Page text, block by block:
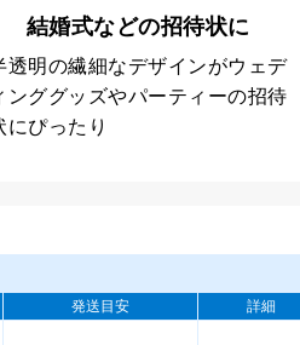
結婚式などの招待状に
透明の繊細なデザインがウェデ
ンググッズやパーティーの招待
にぴったり
発送目安 詳細